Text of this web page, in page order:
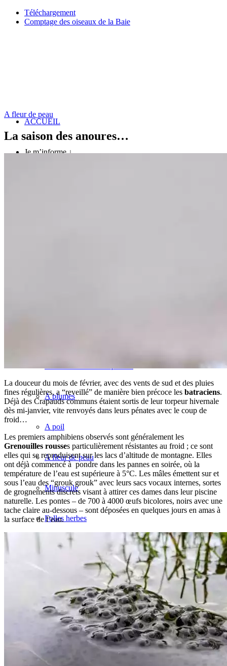
Téléchargement
Comptage des oiseaux de la Baie
ACCUEIL
Je m’informe ↓
A plumes
A poil
A fleur de peau
Minuscule
Folles herbes
Brèves hirsutes
Favoriser la nature dans son jardin
Sciences participatives [pour tous]
A fleur de peau
La saison des anoures…
La douceur du mois de février, avec des vents de sud et des pluies
fines régulières, a “reveillé” de manière bien précoce les batraciens.
Déjà des Crapauds communs étaient sortis de leur torpeur hivernale
dès mi-janvier, vite renvoyés dans leurs pénates avec le coup de
froid…
Les premiers amphibiens observés sont généralement les
Grenouilles rousses particulièrement résistantes au froid ; ce sont
elles qui se reproduisent sur les lacs d’altitude de montagne. Elles
ont déjà commencé à pondre dans les pannes en soirée, où la
température de l’eau est supérieure à 5°C. Les mâles émettent sur et
sous l’eau des “grouk grouk” avec leurs sacs vocaux internes, sortes
de grognements discrets visant à attirer ces dames dans leur piscine
naturelle. Les pontes – de 700 à 4000 œufs bicolores, noirs avec une
tache claire au-dessous – sont déposées en quelques jours en amas à
la surface de l’eau.